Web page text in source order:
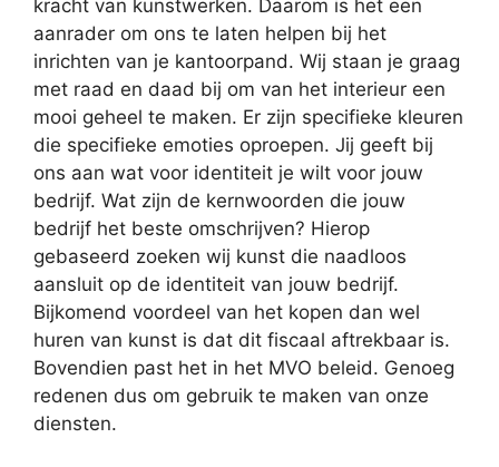
kracht van kunstwerken. Daarom is het een
aanrader om ons te laten helpen bij het
inrichten van je kantoorpand. Wij staan je graag
met raad en daad bij om van het interieur een
mooi geheel te maken. Er zijn specifieke kleuren
die specifieke emoties oproepen. Jij geeft bij
ons aan wat voor identiteit je wilt voor jouw
bedrijf. Wat zijn de kernwoorden die jouw
bedrijf het beste omschrijven? Hierop
gebaseerd zoeken wij kunst die naadloos
aansluit op de identiteit van jouw bedrijf.
Bijkomend voordeel van het kopen dan wel
huren van kunst is dat dit fiscaal aftrekbaar is.
Bovendien past het in het MVO beleid. Genoeg
redenen dus om gebruik te maken van onze
diensten.